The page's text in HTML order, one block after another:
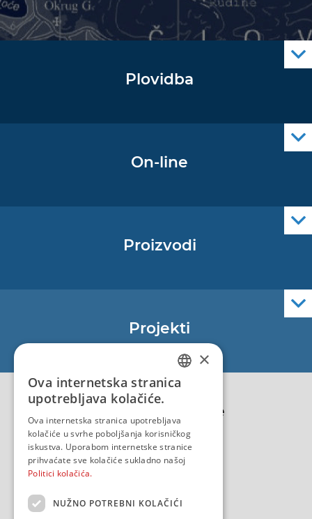
Plovidba
On-line
Proizvodi
Projekti
EU - Projekt Core
EU - EU/IPA Projekt JASPPer
EU - Projekt NauTour
Politika kvalitete
CROATIAN
×
Ova internetska stranica
upotrebljava kolačiće.
Ova internetska stranica upotrebljava
kolačiće u svrhe poboljšanja korisničkog
iskustva. Uporabom internetske stranice
prihvaćate sve kolačiće sukladno našoj
Politici kolačića.
NUŽNO POTREBNI KOLAČIĆI